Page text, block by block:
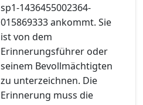
sp1-1436455002364-
015869333 ankommt. Sie
ist von dem
Erinnerungsführer oder
seinem Bevollmächtigten
zu unterzeichnen. Die
Erinnerung muss die